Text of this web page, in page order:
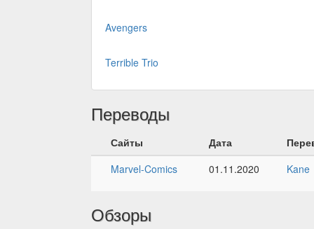
Avengers
Terrible Trio
Переводы
Сайты Дата
Marvel-Comics
01.11.2020 Kane
Обзоры